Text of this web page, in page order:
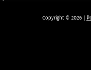
Copyright © 2026 |